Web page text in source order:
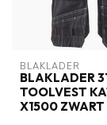
BLAKLADER
BLAKLADER
TOOLVEST
X1500 ZWART